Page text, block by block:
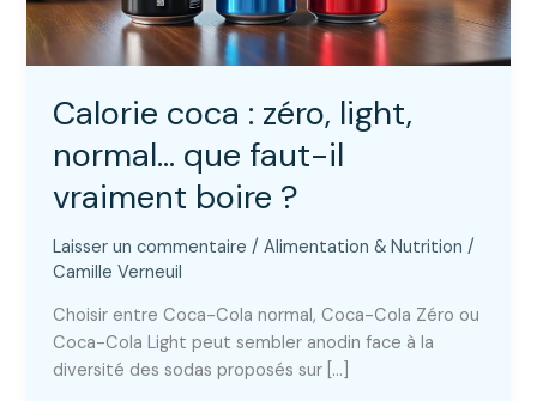
Calorie coca : zéro, light,
normal… que faut-il
vraiment boire ?
Laisser un commentaire /Alimentation & Nutrition /
Camille Verneuil
Choisir entre Coca-Cola normal, Coca-Cola Zéro ou
Coca-Cola Light peut sembler anodin face à la
diversité des sodas proposés sur […]